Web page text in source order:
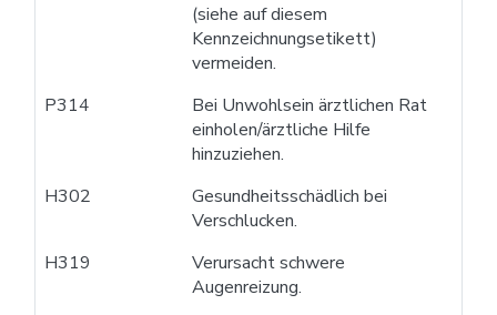
(siehe auf diesem
Kennzeichnungsetikett)
vermeiden.
P314
Bei Unwohlsein ärztlichen Rat
einholen/ärztliche Hilfe
hinzuziehen.
H302
Gesundheitsschädlich bei
Verschlucken.
H319
Verursacht schwere
Augenreizung.